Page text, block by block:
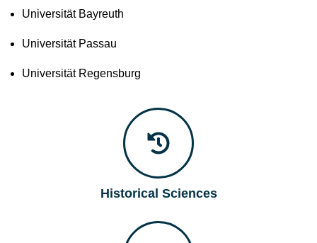
Universität Bayreuth
Universität Passau
Universität Regensburg
Historical Sciences